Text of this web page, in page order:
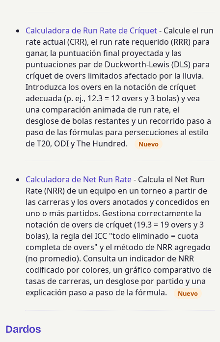
Calculadora de Run Rate de Críquet- Calcule el run
rate actual (CRR), el run rate requerido (RRR) para
ganar, la puntuación final proyectada y las
puntuaciones par de Duckworth-Lewis (DLS) para
críquet de overs limitados afectado por la lluvia.
Introduzca los overs en la notación de críquet
adecuada (p. ej., 12.3 = 12 overs y 3 bolas) y vea
una comparación animada de run rate, el
desglose de bolas restantes y un recorrido paso a
paso de las fórmulas para persecuciones al estilo
de T20, ODI y The Hundred.
Nuevo
Calculadora de Net Run Rate- Calcula el Net Run
Rate (NRR) de un equipo en un torneo a partir de
las carreras y los overs anotados y concedidos en
uno o más partidos. Gestiona correctamente la
notación de overs de críquet (19.3 = 19 overs y 3
bolas), la regla del ICC "todo eliminado = cuota
completa de overs" y el método de NRR agregado
(no promedio). Consulta un indicador de NRR
codificado por colores, un gráfico comparativo de
tasas de carreras, un desglose por partido y una
explicación paso a paso de la fórmula.
Nuevo
Dardos